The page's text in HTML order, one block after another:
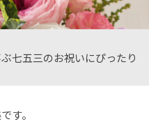
七五三のお祝いにぴったり
す。